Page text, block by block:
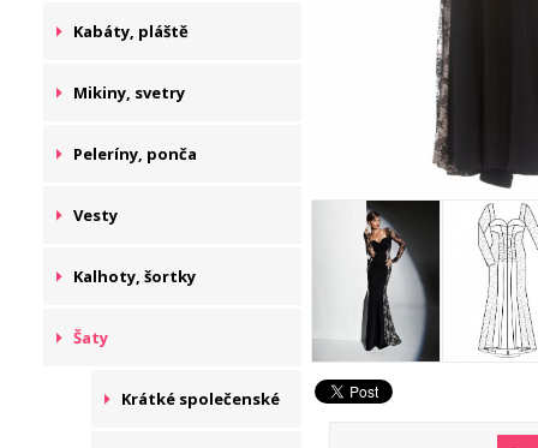
Kabáty, pláště
Mikiny, svetry
Peleríny, ponča
Vesty
Kalhoty, šortky
Šaty
Krátké společenské